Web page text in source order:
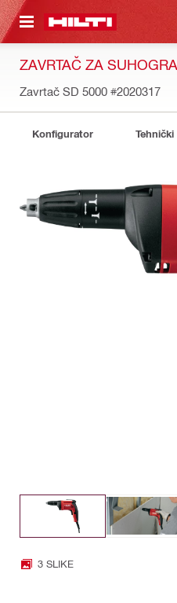
GLAVNI SADRŽAJ
ZAVRTAČ ZA
Zavrtač SD 5000 #2020317
Konfigurator
3 SLIKE